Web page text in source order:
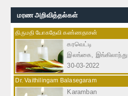
மரண அறிவித்தல்கள்
திருமதி யோகதேவி கண்ணதாசன்
கரவெட்டி
இலங்கை, இங்கிலாந்து
30-03-2022
Dr. Vaithilingam Balasegaram
Karamban